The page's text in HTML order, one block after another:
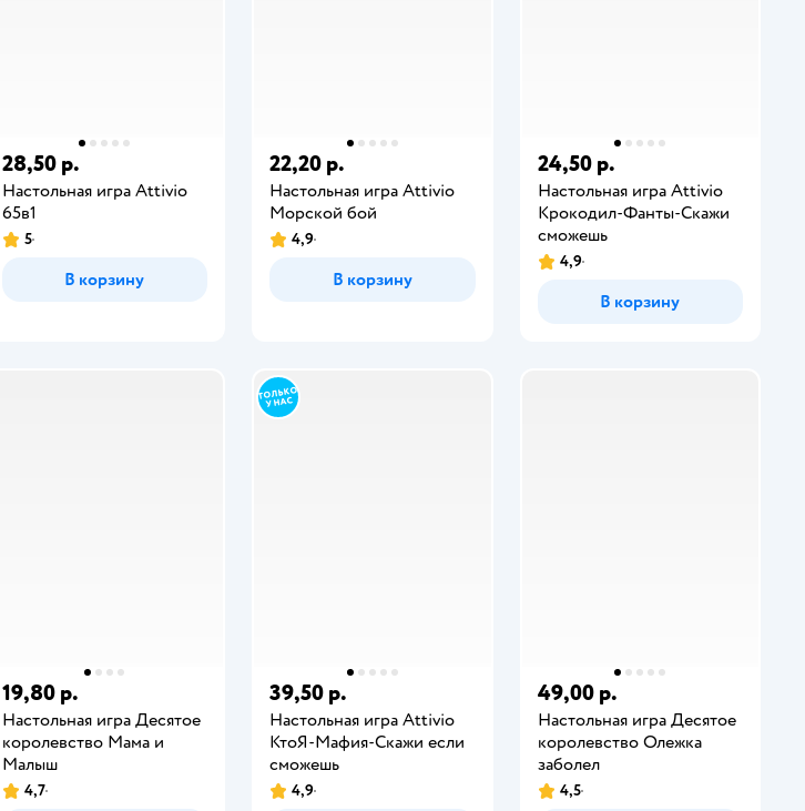
28,50 р.
Настольная игра Attivio
65в1
5
В корзину
22,20 р.
Настольная игра Attivio
Морской бой
4,9
В корзину
24,50 р.
Настольная игра Attivio
Крокодил-Фанты-Скажи
сможешь
4,9
В корзину
19,80 р.
Настольная игра Десятое
королевство Мама и
Малыш
4,7
39,50 р.
Настольная игра Attivio
КтоЯ-Мафия-Скажи если
сможешь
4,9
49,00 р.
Настольная игра Десятое
королевство Олежка
заболел
4,5